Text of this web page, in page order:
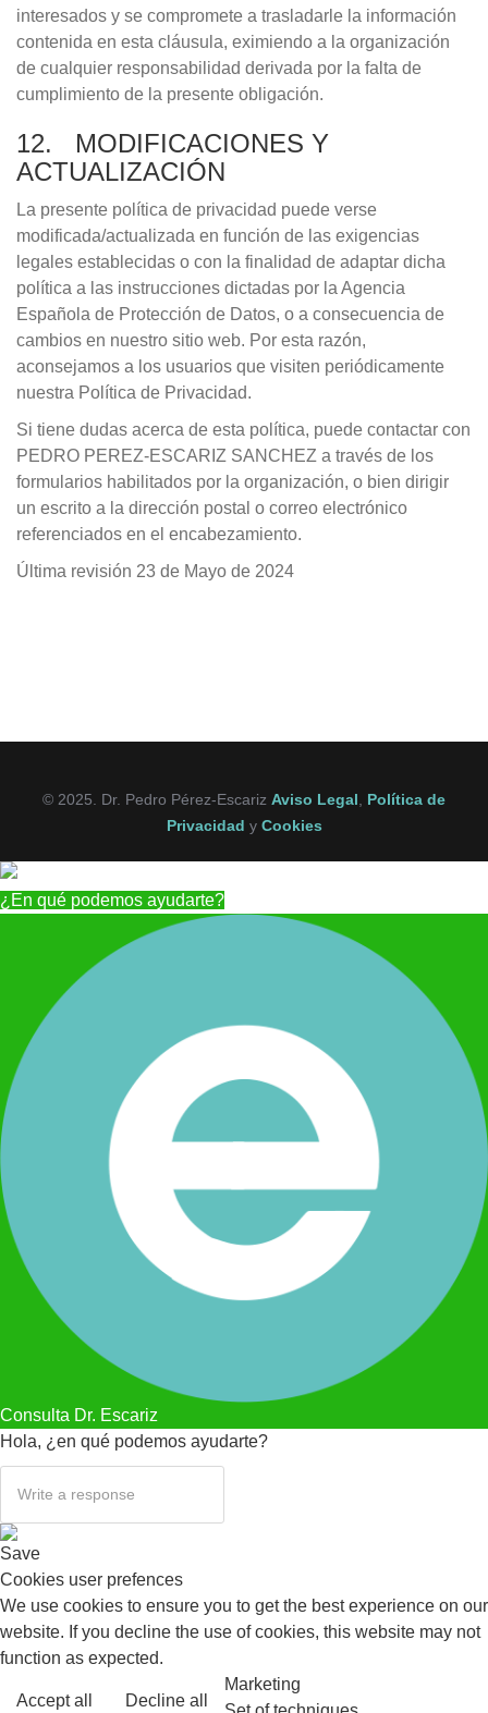
interesados y se compromete a trasladarle la información
contenida en esta cláusula, eximiendo a la organización
de cualquier responsabilidad derivada por la falta de
cumplimiento de la presente obligación.
12. MODIFICACIONES Y
ACTUALIZACIÓN
La presente política de privacidad puede verse
modificada/actualizada en función de las exigencias
legales establecidas o con la finalidad de adaptar dicha
política a las instrucciones dictadas por la Agencia
Española de Protección de Datos, o a consecuencia de
cambios en nuestro sitio web. Por esta razón,
aconsejamos a los usuarios que visiten periódicamente
nuestra Política de Privacidad.
Si tiene dudas acerca de esta política, puede contactar con
PEDRO PEREZ-ESCARIZ SANCHEZ a través de los
formularios habilitados por la organización, o bien dirigir
un escrito a la dirección postal o correo electrónico
referenciados en el encabezamiento.
Última revisión 23 de Mayo de 2024
© 2025. Dr. Pedro Pérez-Escariz Aviso Legal
Política de
Privacidad y Cookies
¿En qué podemos ayudarte?
Consulta Dr. Escariz
Hola, ¿en qué podemos ayudarte?
Save
Cookies user prefences
We use cookies to ensure you to get the best experience on our
website. If you decline the use of cookies, this website may not
function as expected.
Accept all Decline all
Marketing